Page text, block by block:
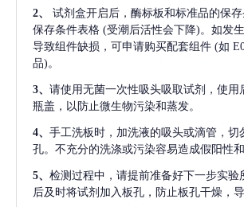
2、
试剂盒开启后，酶标板和标准品的保
保存条件表格 (受潮后活性会下降)。如发
导致组件缺损，可申请购买配套组件 (如
品)。
3、 请使用无菌一次性吸头吸取试剂，使用
瓶盖，以防止微生物污染和蒸发。
4、 手工洗板时，加洗液的吸头或滴管，切
孔。不充分的洗涤或污染容易造成假阳性和
5、 检测过程中，请提前准备好下一步实验
后及时将试剂加入板孔，防止板孔干燥，导